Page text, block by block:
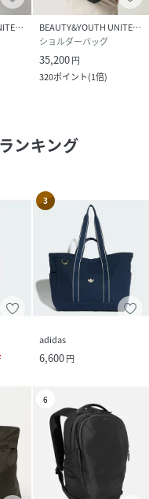
BEAUTY&YOUTH UNITED ARROWS
BEAUTY&YOUTH UNITED ARROWS
ショルダーバッグ
35,200円
320ポイント(1倍)
ンキング
3
adidas
6,600円
6